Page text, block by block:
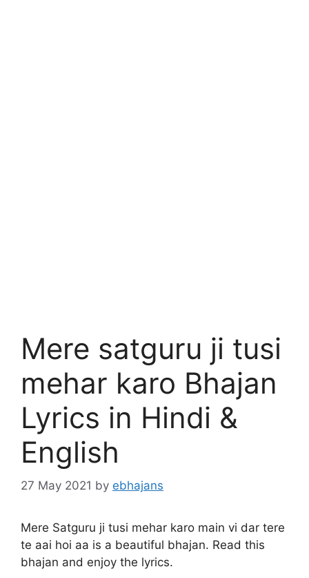
Mere satguru ji tusi
mehar karo Bhajan
Lyrics in Hindi &
English
27 May 2021 by ebhajans
Mere Satguru ji tusi mehar karo main vi dar tere
te aai hoi aa is a beautiful bhajan. Read this
bhajan and enjoy the lyrics.